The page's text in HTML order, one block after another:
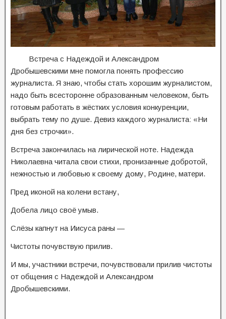
Встреча с Надеждой и Александром
Дробышевскими мне помогла понять профессию
журналиста. Я знаю, чтобы стать хорошим журналистом,
надо быть всесторонне образованным человеком, быть
готовым работать в жёстких условия конкуренции,
выбрать тему по душе. Девиз каждого журналиста: «Ни
дня без строчки».
Встреча закончилась на лирической ноте. Надежда
Николаевна читала свои стихи, пронизанные добротой,
нежностью и любовью к своему дому, Родине, матери.
Пред иконой на колени встану,
Добела лицо своё умыв.
Слёзы капнут на Иисуса раны —
Чистоты почувствую прилив.
И мы, участники встречи, почувствовали прилив чистоты
от общения с Надеждой и Александром
Дробышевскими.